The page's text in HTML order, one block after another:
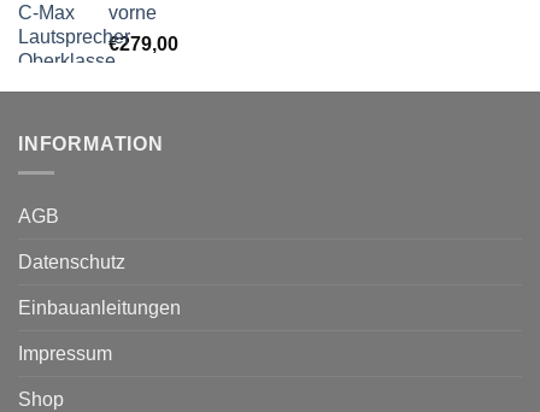
vorne
€279,00
INFORMATION
AGB
Datenschutz
Einbauanleitungen
Impressum
Shop